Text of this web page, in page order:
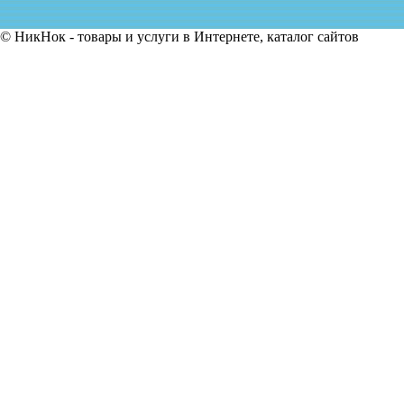
© НикНок - товары и услуги в Интернете, каталог сайтов